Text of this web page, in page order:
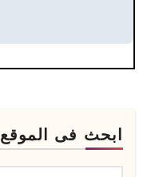
ابحث فى الموقع